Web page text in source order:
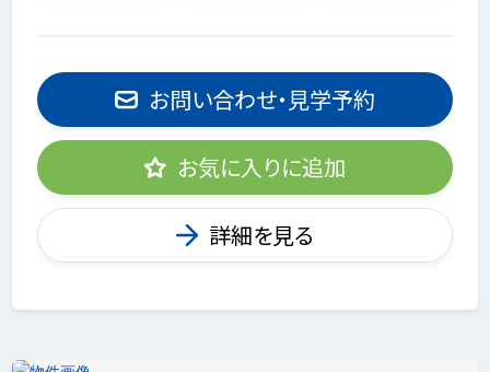
お問い合わせ・見学予約
お気に入りに追加
詳細を見る